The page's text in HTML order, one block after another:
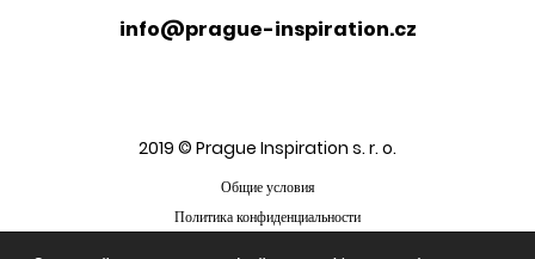
info@prague-inspiration.cz
2019 © Prague Inspiration s. r. o.
Общие условия
Политика конфиденциальности